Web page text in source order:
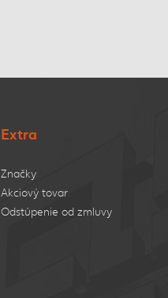
Extra
Značky
Akciový tovar
Odstúpenie od zmluvy